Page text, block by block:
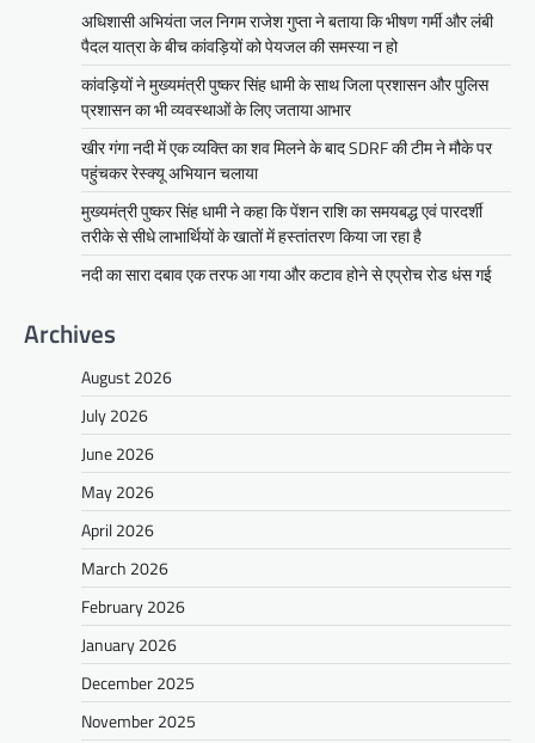
अधिशासी अभियंता जल निगम राजेश गुप्ता ने बताया कि भीषण गर्मी और लंबी
पैदल यात्रा के बीच कांवड़ियों को पेयजल की समस्या न हो
कांवड़ियों ने मुख्यमंत्री पुष्कर सिंह धामी के साथ जिला प्रशासन और पुलिस
प्रशासन का भी व्यवस्थाओं के लिए जताया आभार
खीर गंगा नदी में एक व्यक्ति का शव मिलने के बाद SDRF की टीम ने मौके पर
पहुंचकर रेस्क्यू अभियान चलाया
मुख्यमंत्री पुष्कर सिंह धामी ने कहा कि पेंशन राशि का समयबद्ध एवं पारदर्शी
तरीके से सीधे लाभार्थियों के खातों में हस्तांतरण किया जा रहा है
नदी का सारा दबाव एक तरफ आ गया और कटाव होने से एप्रोच रोड धंस गई
Archives
August 2026
July 2026
June 2026
May 2026
April 2026
March 2026
February 2026
January 2026
December 2025
November 2025